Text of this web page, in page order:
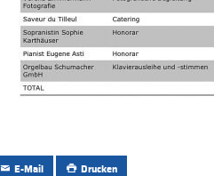
E-Mail Drucken